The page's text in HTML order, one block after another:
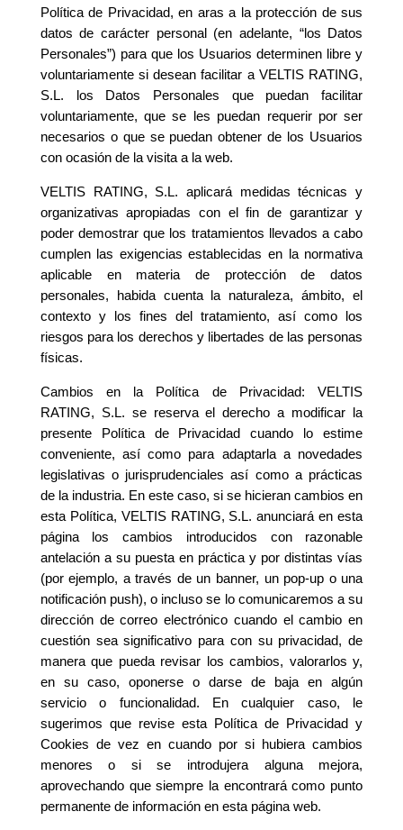
Política de Privacidad, en aras a la protección de sus
datos de carácter personal (en adelante, “los Datos
Personales”) para que los Usuarios determinen libre y
voluntariamente si desean facilitar a VELTIS RATING,
S.L. los Datos Personales que puedan facilitar
voluntariamente, que se les puedan requerir por ser
necesarios o que se puedan obtener de los Usuarios
con ocasión de la visita a la web.
VELTIS RATING, S.L. aplicará medidas técnicas y
organizativas apropiadas con el fin de garantizar y
poder demostrar que los tratamientos llevados a cabo
cumplen las exigencias establecidas en la normativa
aplicable en materia de protección de datos
personales, habida cuenta la naturaleza, ámbito, el
contexto y los fines del tratamiento, así como los
riesgos para los derechos y libertades de las personas
físicas.
Cambios en la Política de Privacidad: VELTIS
RATING, S.L. se reserva el derecho a modificar la
presente Política de Privacidad cuando lo estime
conveniente, así como para adaptarla a novedades
legislativas o jurisprudenciales así como a prácticas
de la industria. En este caso, si se hicieran cambios en
esta Política, VELTIS RATING, S.L. anunciará en esta
página los cambios introducidos con razonable
antelación a su puesta en práctica y por distintas vías
(por ejemplo, a través de un banner, un pop-up o una
notificación push), o incluso se lo comunicaremos a su
dirección de correo electrónico cuando el cambio en
cuestión sea significativo para con su privacidad, de
manera que pueda revisar los cambios, valorarlos y,
en su caso, oponerse o darse de baja en algún
servicio o funcionalidad. En cualquier caso, le
sugerimos que revise esta Política de Privacidad y
Cookies de vez en cuando por si hubiera cambios
menores o si se introdujera alguna mejora,
aprovechando que siempre la encontrará como punto
permanente de información en esta página web.